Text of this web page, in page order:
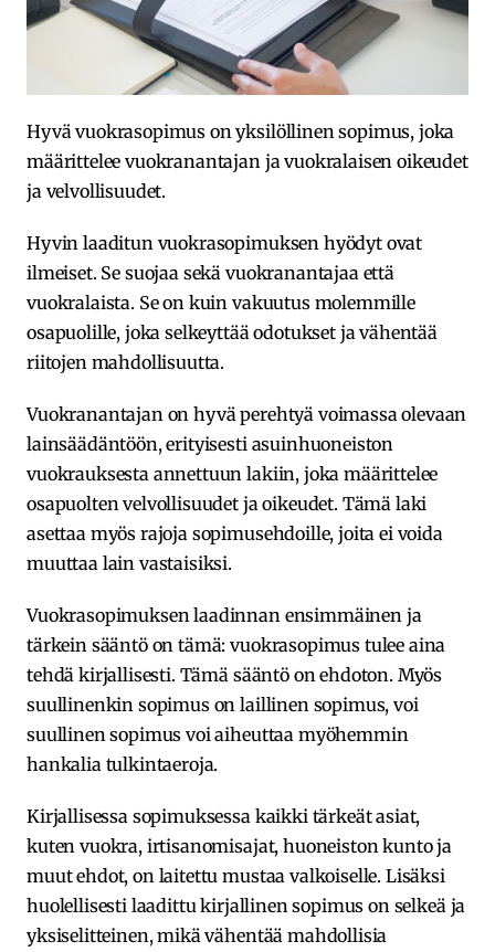
Hyvä vuokrasopimus on yksilöllinen sopimus, joka
määrittelee vuokranantajan ja vuokralaisen oikeudet
ja velvollisuudet.
Hyvin laaditun vuokrasopimuksen hyödyt ovat
ilmeiset. Se suojaa sekä vuokranantajaa että
vuokralaista. Se on kuin vakuutus molemmille
osapuolille, joka selkeyttää odotukset ja vähentää
riitojen mahdollisuutta.
Vuokranantajan on hyvä perehtyä voimassa olevaan
lainsäädäntöön, erityisesti asuinhuoneiston
vuokrauksesta annettuun lakiin, joka määrittelee
osapuolten velvollisuudet ja oikeudet. Tämä laki
asettaa myös rajoja sopimusehdoille, joita ei voida
muuttaa lain vastaisiksi.
Vuokrasopimuksen laadinnan ensimmäinen ja
tärkein sääntö on tämä: vuokrasopimus tulee aina
tehdä kirjallisesti. Tämä sääntö on ehdoton. Myös
suullinenkin sopimus on laillinen sopimus, voi
suullinen sopimus voi aiheuttaa myöhemmin
hankalia tulkintaeroja.
Kirjallisessa sopimuksessa kaikki tärkeät asiat,
kuten vuokra, irtisanomisajat, huoneiston kunto ja
muut ehdot, on laitettu mustaa valkoiselle. Lisäksi
huolellisesti laadittu kirjallinen sopimus on selkeä ja
yksiselitteinen, mikä vähentää mahdollisia